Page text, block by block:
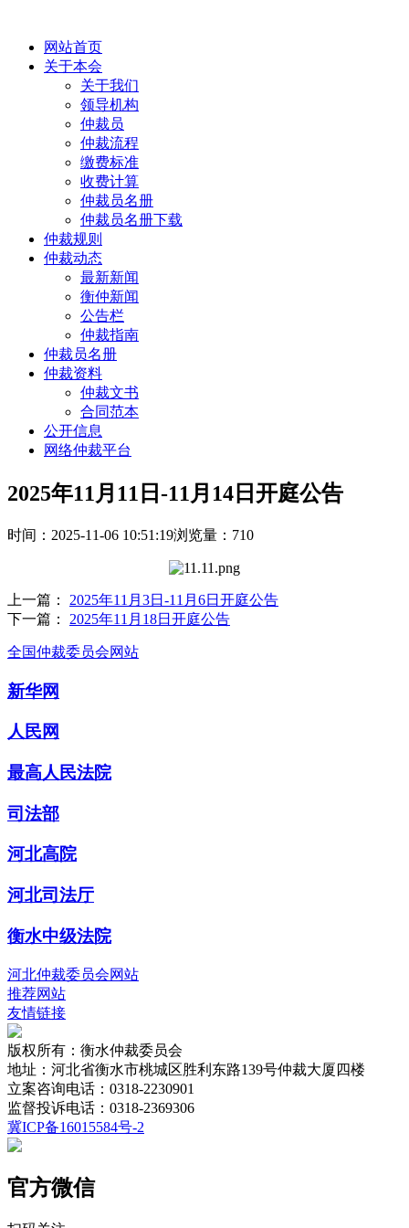
网站首页
关于本会
关于我们
领导机构
仲裁员
仲裁流程
缴费标准
收费计算
仲裁员名册
仲裁员名册下载
仲裁规则
仲裁动态
最新新闻
衡仲新闻
公告栏
仲裁指南
仲裁员名册
仲裁资料
仲裁文书
合同范本
公开信息
网络仲裁平台
2025年11月11日-11月14日开庭公告
时间：2025-11-06 10:51:19浏览量：710
上一篇： 2025年11月3日-11月6日开庭公告
下一篇： 2025年11月18日开庭公告
全国仲裁委员会网站
新华网
人民网
最高人民法院
司法部
河北高院
河北司法厅
衡水中级法院
河北仲裁委员会网站
推荐网站
友情链接
版权所有：衡水仲裁委员会
地址：河北省衡水市桃城区胜利东路139号仲裁大厦四楼
立案咨询电话：0318-2230901
监督投诉电话：0318-2369306
冀ICP备16015584号-2
官方微信